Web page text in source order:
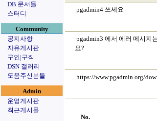
DB 문서들
스터디
Community
공지사항
자유게시판
구인|구직
DSN 갤러리
도움주신분들
Admin
운영게시판
최근게시물
pgadmin4 쓰세요
pgadmin3 에서 에러 메시지
요?
https://www.pgadmin.org/
No.